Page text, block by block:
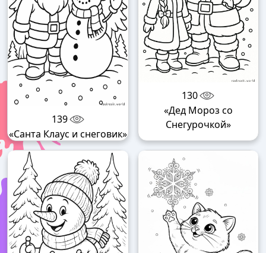
139
«Санта Клаус и снеговик»
130
«Дед Мороз со
Снегурочкой»